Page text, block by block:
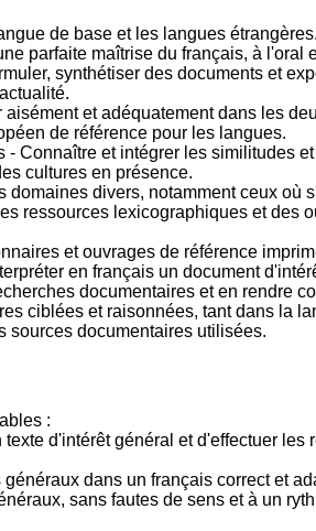
de base et les langues étrangères.
parfaite maîtrise du français, à l'oral
synthétiser des documents et
et adéquatement dans les
de référence pour les langues.
Connaître et intégrer les similitudes
cultures en présence.
divers, notamment ceux où
ressources lexicographiques et des
et ouvrages de référence
en français un document
documentaires et en rendre
ciblées et raisonnées, tant dans la
sources documentaires utilisées.
:
d'intérêt général et d'effectuer
dans un français correct et
sans fautes de sens et à un